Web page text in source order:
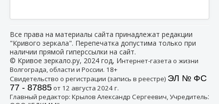
Все права на материалы сайта принадлежат редакции
"Кривого зеркала". Перепечатка допустима только при
наличии прямой гиперссылки на сайт.
© Кривое зеркало.ру, 2024 год, Интернет-газета о жизни
Волгограда, области и России. 18+
Свидетельство о регистрации (запись в реестре) ЭЛ № ФС
77 - 87885от 12 августа 2024 г.
Главный редактор: Крылов Александр Сергеевич, Учредитель: